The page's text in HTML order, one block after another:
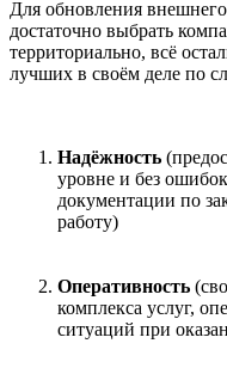
Для обновления
достаточно выбрать
территориально, всё
лучших в своём деле по
Надёжность
уровне и без
документации по
работу)
Оперативность
комплекса услуг,
ситуаций при